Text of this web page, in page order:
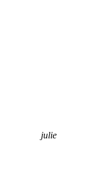
julie